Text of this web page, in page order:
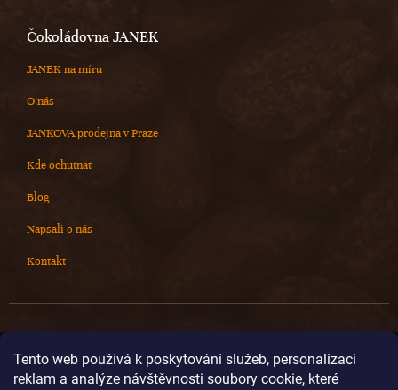
Tento web používá k poskytování služeb, personalizaci
reklam a analýze návštěvnosti soubory cookie, které
Čokoládovna JANEK
JANEK na míru
O nás
JANKOVA prodejna v Praze
Kde ochutnat
Blog
Napsali o nás
Kontakt
info@cokoladovnajanek.cz